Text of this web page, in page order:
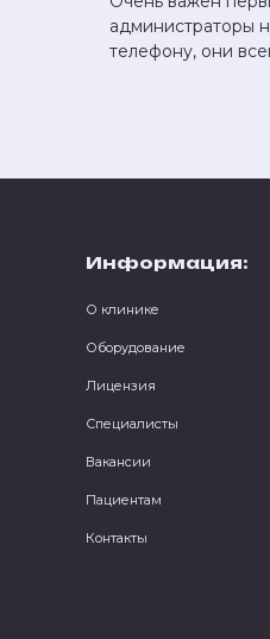
администраторы
телефону, они
Контакты
Пациентам
Оборудование
Вакансии
Специалисты
Лицензия
О клинике
Информация: